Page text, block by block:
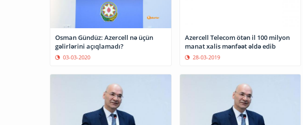
Osman Gündüz: Azercell nə üçün
gəlirlərini açıqlamadı?
03-03-2020
Azercell Telecom ötən il 100 milyon
manat xalis mənfəət əldə edib
28-03-2019